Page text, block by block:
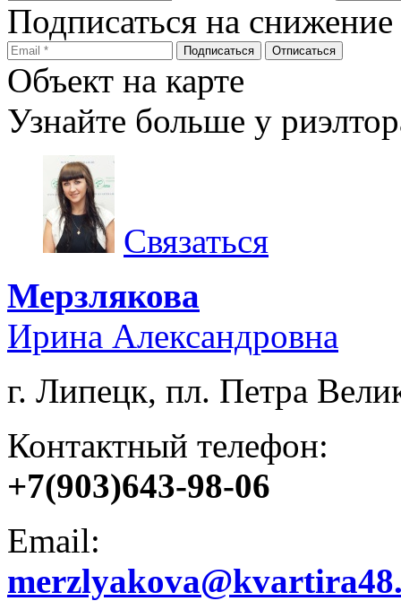
Подписаться на
Объект на карте
Узнайте больше у
Связаться
Мерзлякова
Ирина Александровна
г. Липецк, пл. Петра
Контактный телефон:
+7(903)643-98-06
Email: